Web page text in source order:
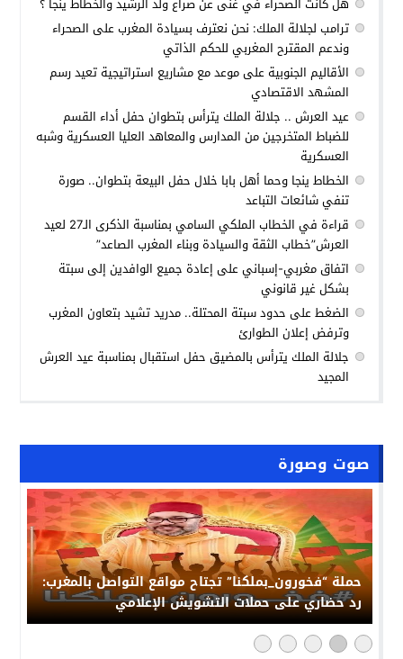
صوت وصورة
حملة “فخورون_بملكنا” تجتاح مواقع التواصل بالمغرب:
رد حضاري على حملات التشويش الإعلامي
ترامب لجلالة الملك: نحن نعترف بسيادة المغرب على الصحراء
وندعم المقترح المغربي للحكم الذاتي
الأقاليم الجنوبية على موعد مع مشاريع استراتيجية تعيد رسم
المشهد الاقتصادي
عيد العرش .. جلالة الملك يترأس بتطوان حفل أداء القسم
للضباط المتخرجين من المدارس والمعاهد العليا العسكرية وشبه
العسكرية
الخطاط ينجا وحما أهل بابا خلال حفل البيعة بتطوان.. صورة
تنفي شائعات التباعد
قراءة في الخطاب الملكي السامي بمناسبة الذكرى الـ27 لعيد
العرش”خطاب الثقة والسيادة وبناء المغرب الصاعد”
اتفاق مغربي-إسباني على إعادة جميع الوافدين إلى سبتة
بشكل غير قانوني
الضغط على حدود سبتة المحتلة.. مدريد تشيد بتعاون المغرب
وترفض إعلان الطوارئ
جلالة الملك يترأس بالمضيق حفل استقبال بمناسبة عيد العرش
المجيد